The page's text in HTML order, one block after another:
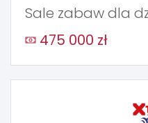
Sale zabaw dla
475 000 zł